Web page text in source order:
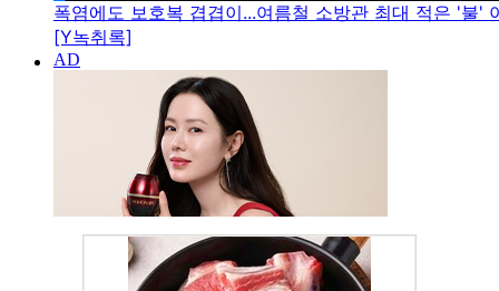
폭염에도 보호복 겹겹이...여름철 소방관 최대 적은 '불'
[Y녹취록]